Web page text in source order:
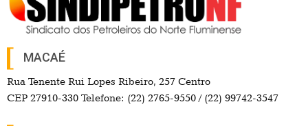
MACAÉ
Rua Tenente Rui Lopes Ribeiro, 257 Centro
CEP 27910-330 Telefone: (22) 2765-9550 / (22) 99742-3547